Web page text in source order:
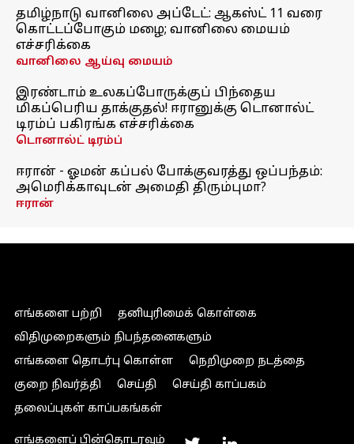
தமிழ்நாடு வானிலை அப்டேட்: ஆகஸ்ட் 11 வரை
கொட்டப்போகும் மழை; வானிலை மையம்
எச்சரிக்கை
வானிலை ஆய்வு மையம்
இரண்டாம் உலகப்போருக்குப் பிந்தைய
மிகப்பெரிய தாக்குதல்! ஈரானுக்கு டொனால்ட்
டிரம்ப் பகிரங்க எச்சரிக்கை
டொனால்ட் டிரம்ப்
ஈரான் - ஓமன் கப்பல் போக்குவரத்து ஒப்பந்தம்:
அமெரிக்காவுடன் அமைதி திரும்புமா?
ஈரான்
எங்களை பற்றி
தனியுரிமைக் கொள்கை
விதிமுறைகளும் நிபந்தனைகளும்
எங்களை தொடர்பு கொள்ள
நெறிமுறை நடத்தை
குறை நிவர்த்தி
செய்தி
செய்தி காப்பகம்
தலைப்புகள் காப்பகங்கள்
எங்களைப் பின்தொடரவும்